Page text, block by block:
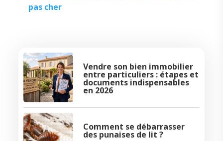
pas cher
Vendre son bien immobilier
entre particuliers : étapes et
documents indispensables
en 2026
Comment se débarrasser
des punaises de lit ?